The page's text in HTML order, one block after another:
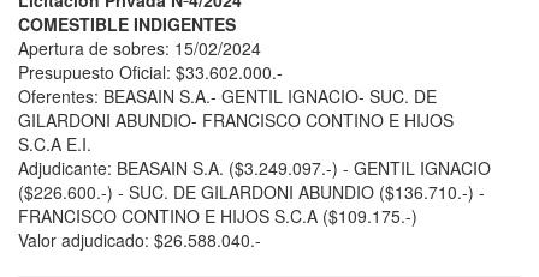
COMESTIBLE INDIGENTES
Apertura de sobres: 15/02/2024
Presupuesto Oficial: $33.602.000.-
Oferentes: BEASAIN S.A.- GENTIL IGNACIO- SUC. DE
GILARDONI ABUNDIO- FRANCISCO CONTINO E HIJOS
S.C.A E.I.
Adjudicante: BEASAIN S.A. ($3.249.097.-) - GENTIL IGNACIO
($226.600.-) - SUC. DE GILARDONI ABUNDIO ($136.710.-) -
FRANCISCO CONTINO E HIJOS S.C.A ($109.175.-)
Valor adjudicado: $26.588.040.-